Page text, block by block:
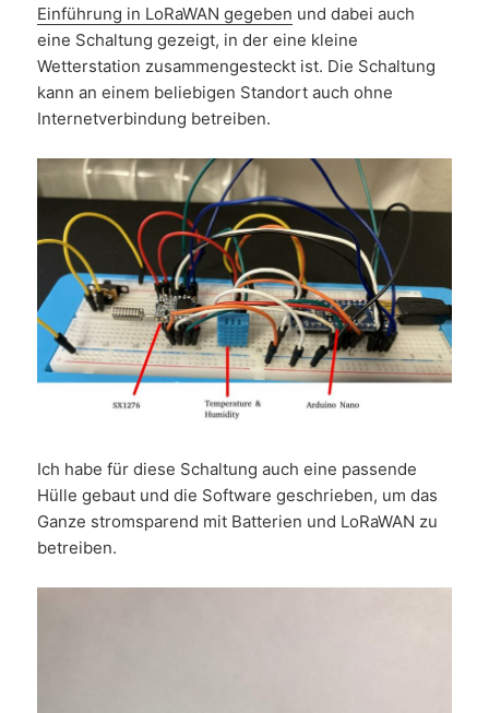
Einführung in LoRaWAN gegeben und dabei auch
eine Schaltung gezeigt, in der eine kleine
Wetterstation zusammengesteckt ist. Die Schaltung
kann an einem beliebigen Standort auch ohne
Internetverbindung betreiben.
Ich habe für diese Schaltung auch eine passende
Hülle gebaut und die Software geschrieben, um das
Ganze stromsparend mit Batterien und LoRaWAN zu
betreiben.